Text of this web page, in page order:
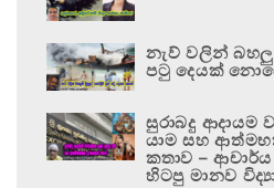
නැව් වලින්
පටු දෙයක්
සුරාබදු ආදායම
යාම සහ
කතාව –
හිටපු මානව